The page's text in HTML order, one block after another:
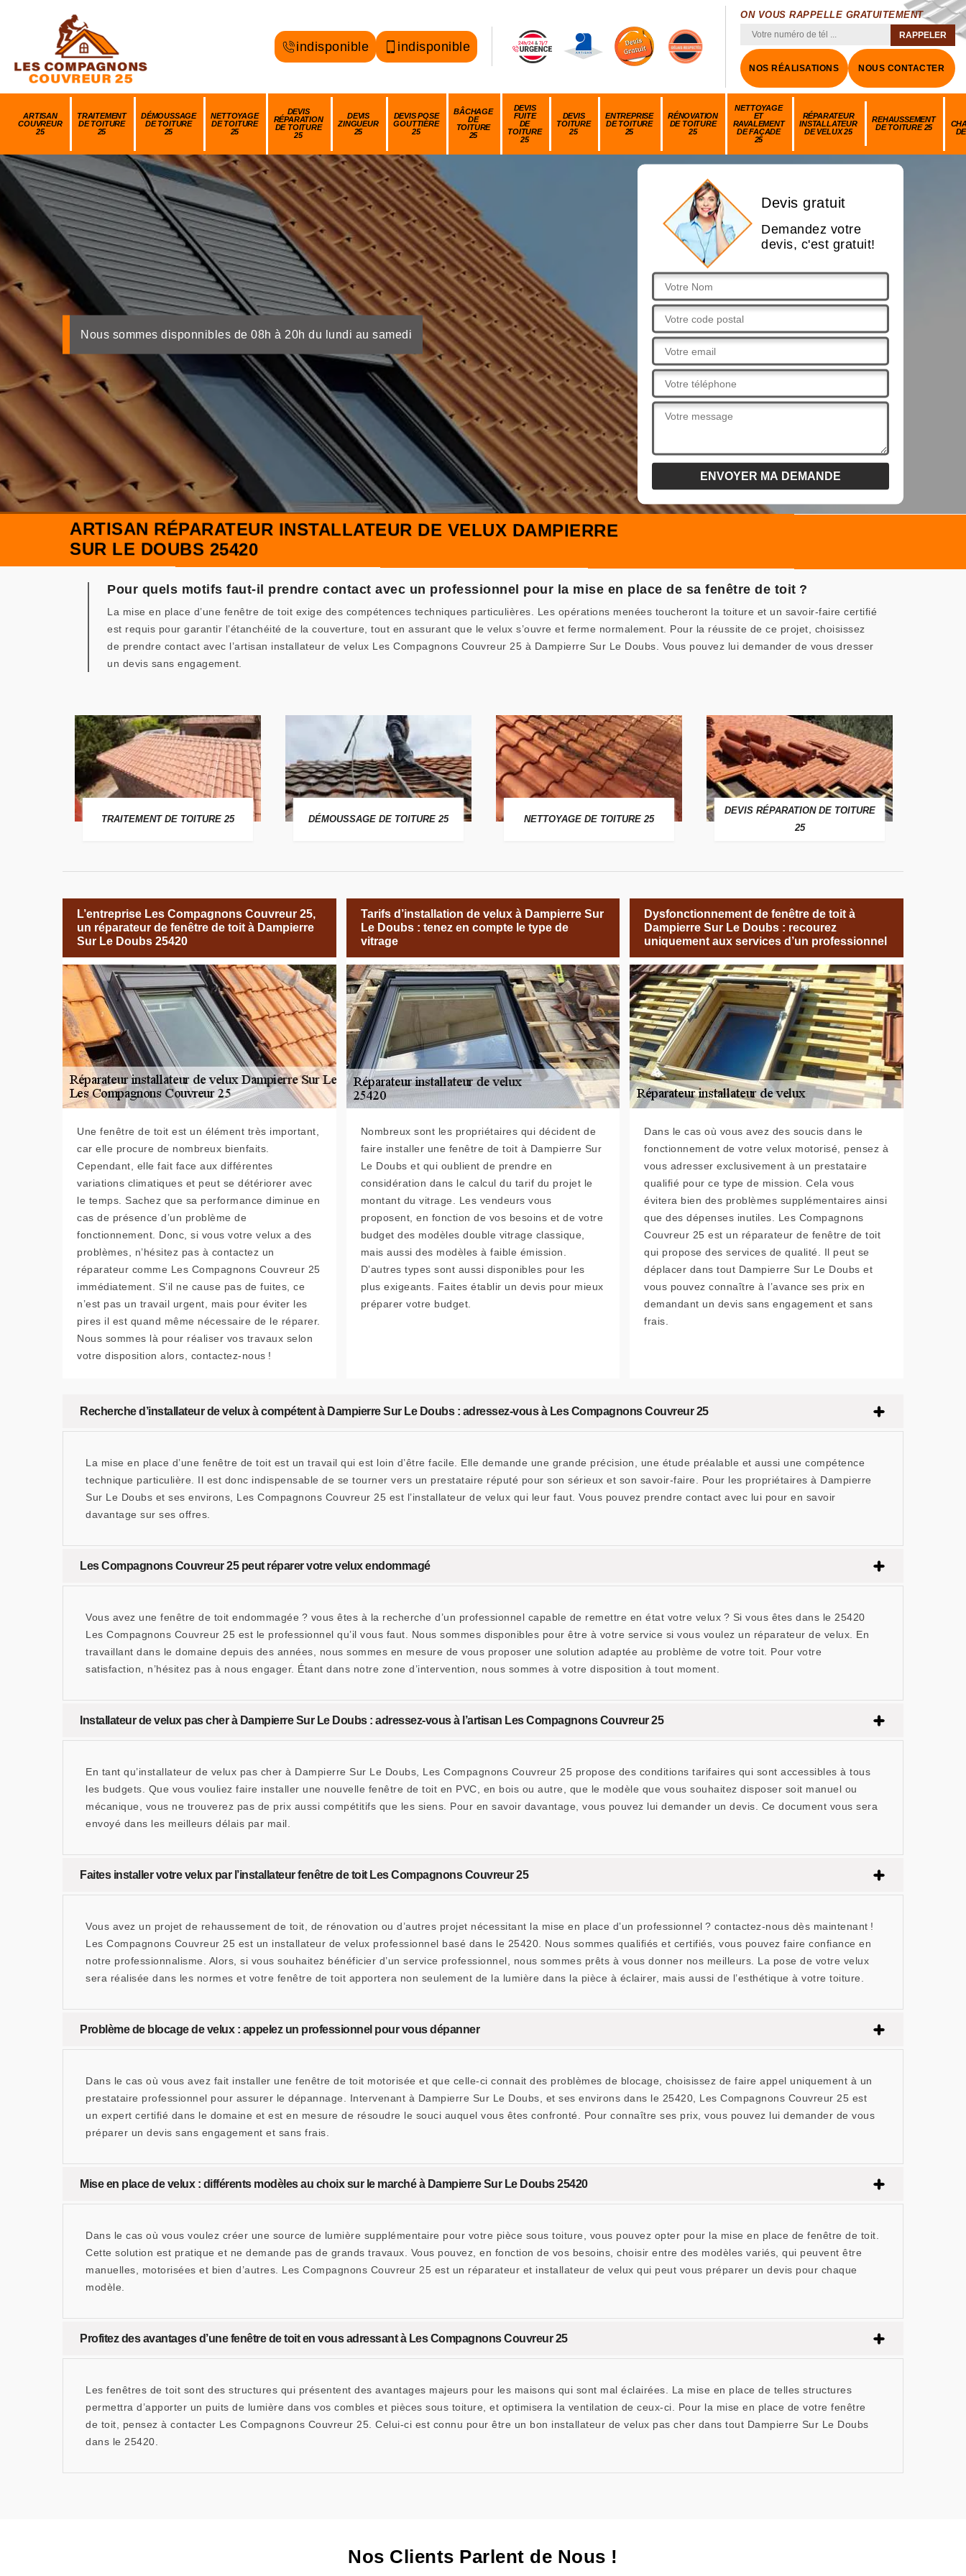
indisponible indisponible
ON VOUS RAPPELLE GRATUITEMENT
NOS RÉALISATIONS NOUS CONTACTER
ARTISAN
COUVREUR
25
TRAITEMENT
DE TOITURE
25
DÉMOUSSAGE
DE TOITURE
25
NETTOYAGE
DE TOITURE
25
DEVIS
RÉPARATION
DE TOITURE
25
DEVIS
ZINGUEUR
25
DEVIS POSE
GOUTTIÈRE
25
BÂCHAGE
DE
TOITURE
25
DEVIS
FUITE
DE
TOITURE
25
DEVIS
TOITURE
25
ENTREPRISE
DE TOITURE
25
RÉNOVATION
DE TOITURE
25
NETTOYAGE
ET
RAVALEMENT
DE FAÇADE
25
RÉPARATEUR
INSTALLATEUR
DE VELUX 25
REHAUSSEMENT
DE TOITURE 25
Nous sommes disponnibles de 08h à 20h du lundi au samedi
Devis gratuit
Demandez votre
devis, c'est gratuit!
ARTISAN RÉPARATEUR INSTALLATEUR DE VELUX DAMPIERRE
SUR LE DOUBS 25420
Pour quels motifs faut-il prendre contact avec un professionnel pour la mise en place de sa fenêtre de toit ?
La mise en place d’une fenêtre de toit exige des compétences techniques particulières. Les opérations menées toucheront la toiture et un savoir-faire certifié
est requis pour garantir l’étanchéité de la couverture, tout en assurant que le velux s’ouvre et ferme normalement. Pour la réussite de ce projet, choisissez
de prendre contact avec l’artisan installateur de velux Les Compagnons Couvreur 25 à Dampierre Sur Le Doubs. Vous pouvez lui demander de vous dresser
un devis sans engagement.
TRAITEMENT DE TOITURE 25 DÉMOUSSAGE DE TOITURE 25 NETTOYAGE DE TOITURE 25
DEVIS RÉPARATION DE TOITURE
25
L’entreprise Les Compagnons Couvreur 25,
un réparateur de fenêtre de toit à Dampierre
Sur Le Doubs 25420
Une fenêtre de toit est un élément très important,
car elle procure de nombreux bienfaits.
Cependant, elle fait face aux différentes
variations climatiques et peut se détériorer avec
le temps. Sachez que sa performance diminue en
cas de présence d’un problème de
fonctionnement. Donc, si vous votre velux a des
problèmes, n’hésitez pas à contactez un
réparateur comme Les Compagnons Couvreur 25
immédiatement. S’il ne cause pas de fuites, ce
n’est pas un travail urgent, mais pour éviter les
pires il est quand même nécessaire de le réparer.
Nous sommes là pour réaliser vos travaux selon
votre disposition alors, contactez-nous !
Tarifs d’installation de velux à Dampierre Sur
Le Doubs : tenez en compte le type de
vitrage
Nombreux sont les propriétaires qui décident de
faire installer une fenêtre de toit à Dampierre Sur
Le Doubs et qui oublient de prendre en
considération dans le calcul du tarif du projet le
montant du vitrage. Les vendeurs vous
proposent, en fonction de vos besoins et de votre
budget des modèles double vitrage classique,
mais aussi des modèles à faible émission.
D’autres types sont aussi disponibles pour les
plus exigeants. Faites établir un devis pour mieux
préparer votre budget.
Dysfonctionnement de fenêtre de toit à
Dampierre Sur Le Doubs : recourez
uniquement aux services d’un professionnel
Dans le cas où vous avez des soucis dans le
fonctionnement de votre velux motorisé, pensez à
vous adresser exclusivement à un prestataire
qualifié pour ce type de mission. Cela vous
évitera bien des problèmes supplémentaires ainsi
que des dépenses inutiles. Les Compagnons
Couvreur 25 est un réparateur de fenêtre de toit
qui propose des services de qualité. Il peut se
déplacer dans tout Dampierre Sur Le Doubs et
vous pouvez connaître à l’avance ses prix en
demandant un devis sans engagement et sans
frais.
Recherche d’installateur de velux à compétent à Dampierre Sur Le Doubs : adressez-vous à Les Compagnons Couvreur 25
La mise en place d’une fenêtre de toit est un travail qui est loin d’être facile. Elle demande une grande précision, une étude préalable et aussi une compétence
technique particulière. Il est donc indispensable de se tourner vers un prestataire réputé pour son sérieux et son savoir-faire. Pour les propriétaires à Dampierre
Sur Le Doubs et ses environs, Les Compagnons Couvreur 25 est l’installateur de velux qui leur faut. Vous pouvez prendre contact avec lui pour en savoir
davantage sur ses offres.
Les Compagnons Couvreur 25 peut réparer votre velux endommagé
Vous avez une fenêtre de toit endommagée ? vous êtes à la recherche d’un professionnel capable de remettre en état votre velux ? Si vous êtes dans le 25420
Les Compagnons Couvreur 25 est le professionnel qu’il vous faut. Nous sommes disponibles pour être à votre service si vous voulez un réparateur de velux. En
travaillant dans le domaine depuis des années, nous sommes en mesure de vous proposer une solution adaptée au problème de votre toit. Pour votre
satisfaction, n’hésitez pas à nous engager. Étant dans notre zone d’intervention, nous sommes à votre disposition à tout moment.
Installateur de velux pas cher à Dampierre Sur Le Doubs : adressez-vous à l’artisan Les Compagnons Couvreur 25
En tant qu’installateur de velux pas cher à Dampierre Sur Le Doubs, Les Compagnons Couvreur 25 propose des conditions tarifaires qui sont accessibles à tous
les budgets. Que vous vouliez faire installer une nouvelle fenêtre de toit en PVC, en bois ou autre, que le modèle que vous souhaitez disposer soit manuel ou
mécanique, vous ne trouverez pas de prix aussi compétitifs que les siens. Pour en savoir davantage, vous pouvez lui demander un devis. Ce document vous sera
envoyé dans les meilleurs délais par mail.
Faites installer votre velux par l’installateur fenêtre de toit Les Compagnons Couvreur 25
Vous avez un projet de rehaussement de toit, de rénovation ou d’autres projet nécessitant la mise en place d’un professionnel ? contactez-nous dès maintenant !
Les Compagnons Couvreur 25 est un installateur de velux professionnel basé dans le 25420. Nous sommes qualifiés et certifiés, vous pouvez faire confiance en
notre professionnalisme. Alors, si vous souhaitez bénéficier d’un service professionnel, nous sommes prêts à vous donner nos meilleurs. La pose de votre velux
sera réalisée dans les normes et votre fenêtre de toit apportera non seulement de la lumière dans la pièce à éclairer, mais aussi de l’esthétique à votre toiture.
Problème de blocage de velux : appelez un professionnel pour vous dépanner
Dans le cas où vous avez fait installer une fenêtre de toit motorisée et que celle-ci connait des problèmes de blocage, choisissez de faire appel uniquement à un
prestataire professionnel pour assurer le dépannage. Intervenant à Dampierre Sur Le Doubs, et ses environs dans le 25420, Les Compagnons Couvreur 25 est
un expert certifié dans le domaine et est en mesure de résoudre le souci auquel vous êtes confronté. Pour connaître ses prix, vous pouvez lui demander de vous
préparer un devis sans engagement et sans frais.
Mise en place de velux : différents modèles au choix sur le marché à Dampierre Sur Le Doubs 25420
Dans le cas où vous voulez créer une source de lumière supplémentaire pour votre pièce sous toiture, vous pouvez opter pour la mise en place de fenêtre de toit.
Cette solution est pratique et ne demande pas de grands travaux. Vous pouvez, en fonction de vos besoins, choisir entre des modèles variés, qui peuvent être
manuelles, motorisées et bien d’autres. Les Compagnons Couvreur 25 est un réparateur et installateur de velux qui peut vous préparer un devis pour chaque
modèle.
Profitez des avantages d’une fenêtre de toit en vous adressant à Les Compagnons Couvreur 25
Les fenêtres de toit sont des structures qui présentent des avantages majeurs pour les maisons qui sont mal éclairées. La mise en place de telles structures
permettra d’apporter un puits de lumière dans vos combles et pièces sous toiture, et optimisera la ventilation de ceux-ci. Pour la mise en place de votre fenêtre
de toit, pensez à contacter Les Compagnons Couvreur 25. Celui-ci est connu pour être un bon installateur de velux pas cher dans tout Dampierre Sur Le Doubs
dans le 25420.
Nos Clients Parlent de Nous !